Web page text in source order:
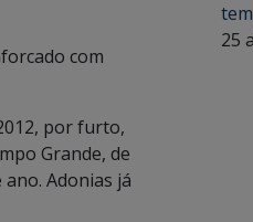
com
por furto,
Grande, de
Adonias já
25